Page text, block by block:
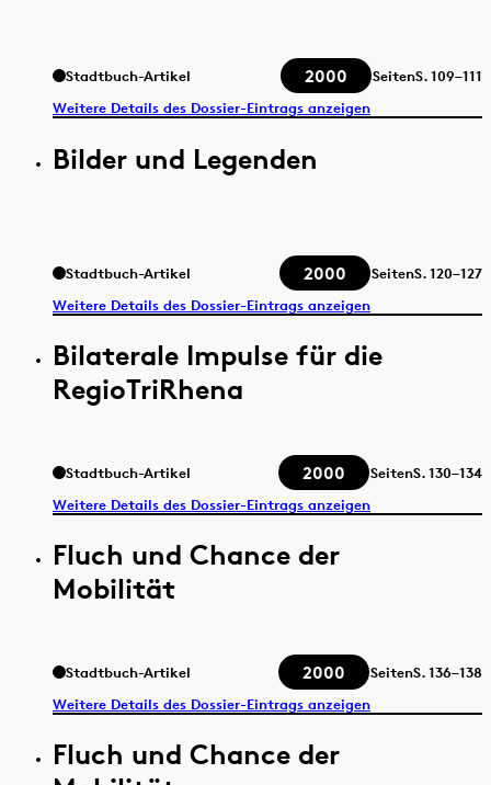
Stadtbuch-Artikel 2000 SeitenS.109–111
Weitere Details des Dossier-Eintrags anzeigen
Bilder und Legenden
Stadtbuch-Artikel 2000 SeitenS.120–127
Weitere Details des Dossier-Eintrags anzeigen
Bilaterale Impulse für die
RegioTriRhena
Stadtbuch-Artikel 2000 SeitenS.130–134
Weitere Details des Dossier-Eintrags anzeigen
Fluch und Chance der
Mobilität
Stadtbuch-Artikel 2000 SeitenS.136–138
Weitere Details des Dossier-Eintrags anzeigen
Fluch und Chance der